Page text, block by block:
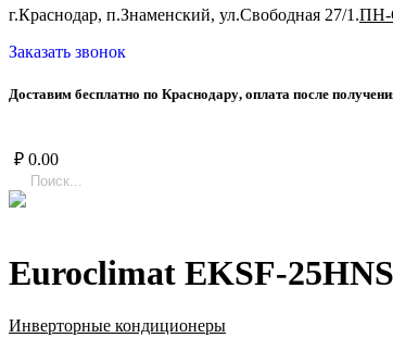
г.Краснодар, п.Знаменский, ул.Свободная 27/1.ПН-
Заказать звонок
Доставим бесплатно по Краснодару, оплата после получени
₽ 0.00
Euroclimat EKSF-
Инверторные кондиционеры